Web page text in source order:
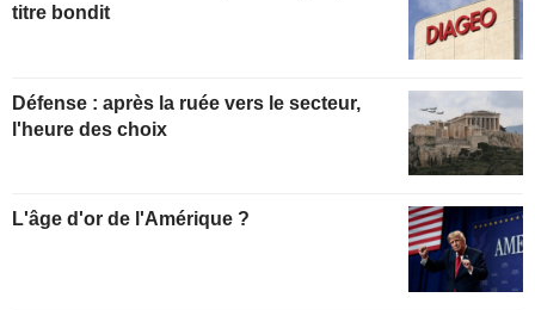
titre bondit
Défense : après la ruée vers le secteur,
l'heure des choix
L'âge d'or de l'Amérique ?